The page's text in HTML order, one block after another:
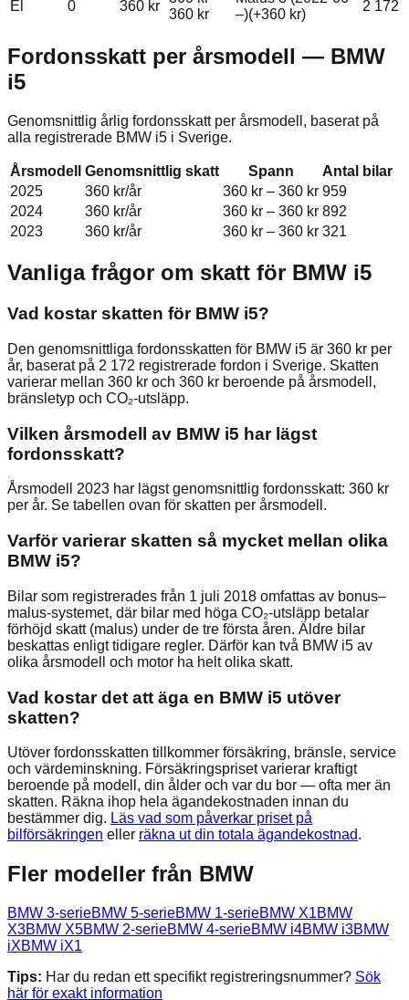
El 0 360 kr
360 kr
–)(+360 kr)
2 172
Fordonsskatt per årsmodell — BMW
i5
Genomsnittlig årlig fordonsskatt per årsmodell, baserat på
alla registrerade BMW i5 i Sverige.
Årsmodell Genomsnittlig skatt Spann
Antal bilar
2025
360 kr/år 360 kr – 360 kr 959
2024
360 kr/år 360 kr – 360 kr 892
2023
360 kr/år 360 kr – 360 kr 321
Vanliga frågor om skatt för BMW i5
Vad kostar skatten för BMW i5?
Den genomsnittliga fordonsskatten för BMW i5 är 360 kr per
år, baserat på 2 172 registrerade fordon i Sverige. Skatten
varierar mellan 360 kr och 360 kr beroende på årsmodell,
bränsletyp och CO₂-utsläpp.
Vilken årsmodell av BMW i5 har lägst
fordonsskatt?
Årsmodell 2023 har lägst genomsnittlig fordonsskatt: 360 kr
per år. Se tabellen ovan för skatten per årsmodell.
Varför varierar skatten så mycket mellan olika
BMW i5?
Bilar som registrerades från 1 juli 2018 omfattas av bonus–
malus-systemet, där bilar med höga CO₂-utsläpp betalar
förhöjd skatt (malus) under de tre första åren. Äldre bilar
beskattas enligt tidigare regler. Därför kan två BMW i5 av
olika årsmodell och motor ha helt olika skatt.
Vad kostar det att äga en BMW i5 utöver
skatten?
Utöver fordonsskatten tillkommer försäkring, bränsle, service
och värdeminskning. Försäkringspriset varierar kraftigt
beroende på modell, din ålder och var du bor — ofta mer än
skatten. Räkna ihop hela ägandekostnaden innan du
bestämmer dig. Läs vad som påverkar priset på
bilförsäkringen eller räkna ut din totala ägandekostnad.
Fler modeller från BMW
BMW 3-serieBMW 5-serieBMW 1-serieBMW X1BMW
X3BMW X5BMW 2-serieBMW 4-serieBMW i4BMW i3BMW
iXBMW iX1
Tips: Har du redan ett specifikt registreringsnummer? Sök
här för exakt information